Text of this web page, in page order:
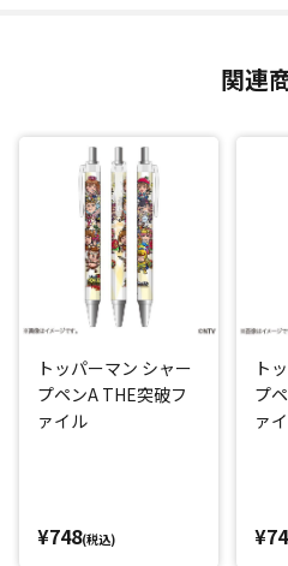
関連
トッパーマン シャー
プペンA THE突破フ
ァイル
¥748(税込)
ト
プ
ァ